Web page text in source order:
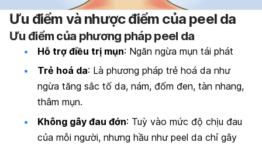
Ưu điểm và nhược điểm của peel da
Ưu điểm của phương pháp peel da
Hỗ trợ điều trị mụn: Ngăn ngừa mụn tái phát
Trẻ hoá da: Là phương pháp trẻ hoá da như
ngừa tăng sắc tố da, nám, đốm đen, tàn nhang,
thâm mụn.
Không gây đau đớn: Tuỳ vào mức độ chịu đau
của mỗi người, nhưng hầu như peel da chỉ gây